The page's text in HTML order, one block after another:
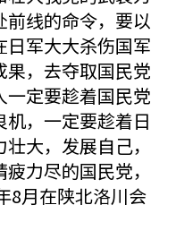
前线的命令，要以
日军大大杀伤国军
果，去夺取国民党
一定要趁着国民党
，一定要趁着日
大，发展自己，
力尽的国民党，
8月在陕北洛川会